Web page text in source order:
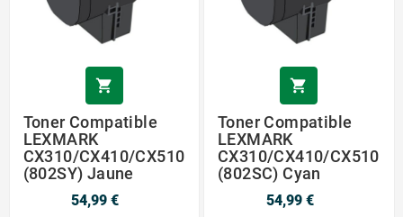

Toner Compatible
LEXMARK
CX310/CX410/CX510
(802SY) Jaune
54,99 €

Toner Compatible
LEXMARK
CX310/CX410/CX510
(802SC) Cyan
54,99 €